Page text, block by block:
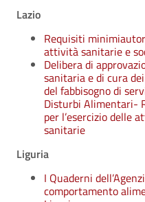
Lazio
Requisiti
attività sanitarie e
Delibera di
sanitaria e di cura
del fabbisogno di
Disturbi Alimentari-
per l’esercizio delle
sanitarie
Liguria
I Quaderni
comportamento